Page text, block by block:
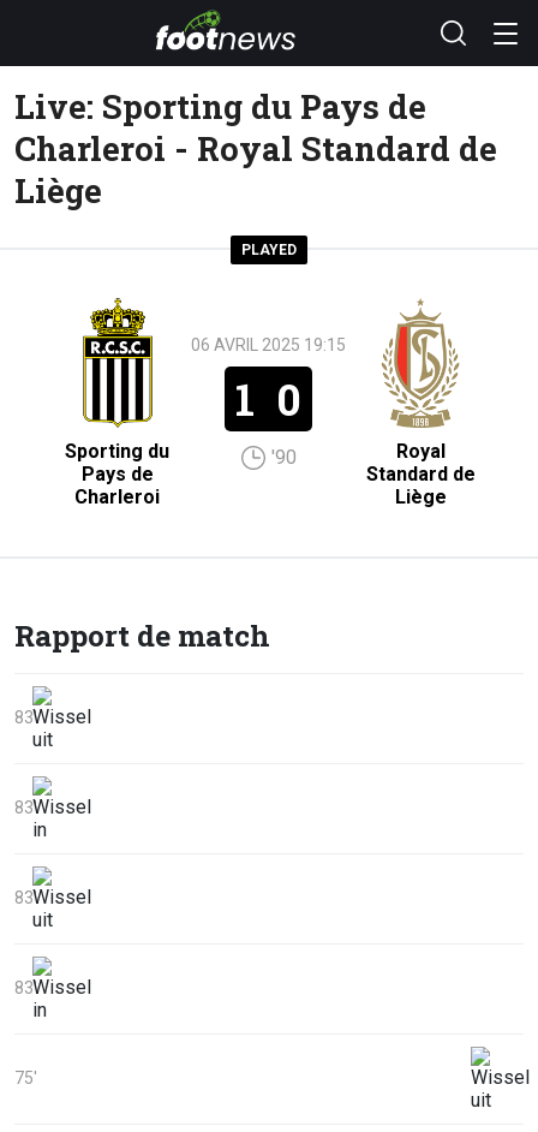
Live: Sporting du Pays de
Charleroi - Royal Standard de
Liège
PLAYED
Sporting du
Pays de
Charleroi
06 AVRIL 2025 19:15
1 0
'90
Royal
Standard de
Liège
Rapport de match
83'
83'
83'
83'
75'